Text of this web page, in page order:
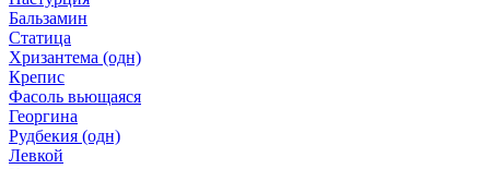
Бальзамин
Статица
Хризантема (одн)
Крепис
Фасоль вьющаяся
Георгина
Рудбекия (одн)
Левкой